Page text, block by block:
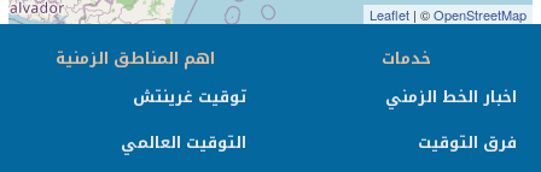
Leaflet | ©OpenStreetMap
خدمات
اخبار الخط الزمني
فرق التوقيت
اهم المناطق الزمنية
توقيت غرينتش
التوقيت العالمي